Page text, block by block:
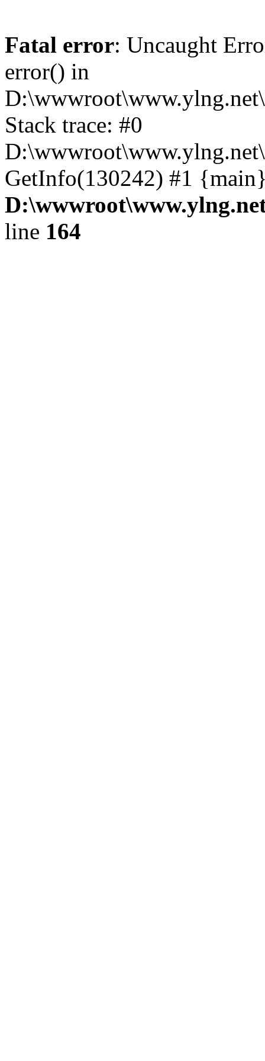
Fatal error: Uncaught
error() in
Stack trace: #0
GetInfo(130242) #1
line 164